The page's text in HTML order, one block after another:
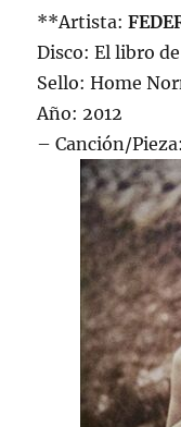
**Artista:
Disco: El libro
Sello: Home
Año: 2012
– Canción/